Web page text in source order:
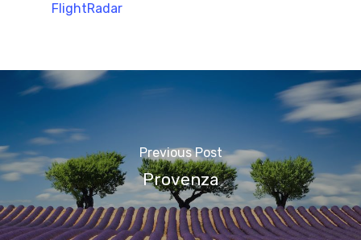
FlightRadar
Previous Post
Provenza